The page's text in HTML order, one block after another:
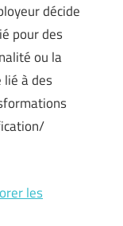
décide
pour des
ou la
à des
les